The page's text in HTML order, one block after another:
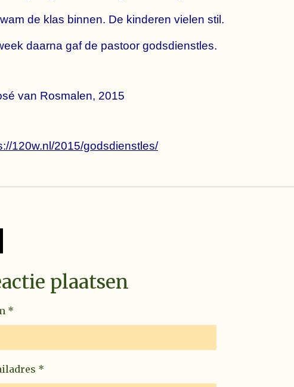
de klas binnen. De kinderen vielen stil.
daarna gaf de pastoor godsdienstles.
van Rosmalen, 2015
120w.nl/2015/godsdienstles/
plaatsen
*
*